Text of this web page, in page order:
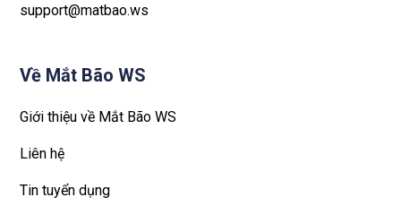
support@matbao.ws
Về Mắt Bão WS
Giới thiệu về Mắt Bão WS
Liên hệ
Tin tuyển dụng